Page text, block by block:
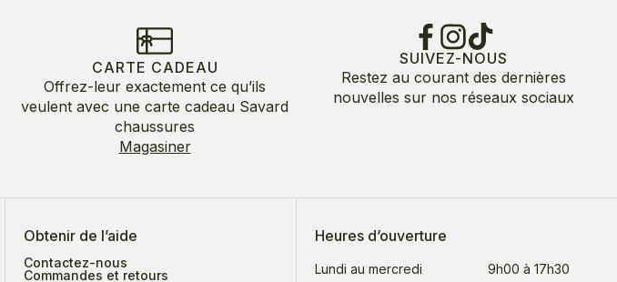
CARTE CADEAU
Offrez-leur exactement ce qu’ils
veulent avec une carte cadeau Savard
chaussures
Magasiner
SUIVEZ-NOUS
Restez au courant des dernières
nouvelles sur nos réseaux sociaux
Obtenir de l’aide
Contactez-nous
Commandes et retours
Heures d’ouverture
Lundi au mercredi 9h00 à 17h30